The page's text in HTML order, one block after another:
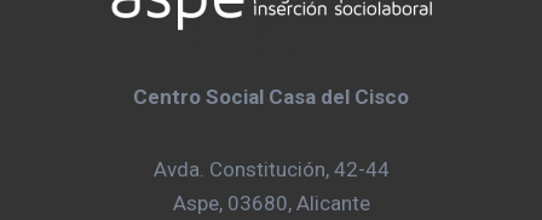
Centro Social Casa del Cisco
Avda. Constitución, 42-44
Aspe, 03680, Alicante